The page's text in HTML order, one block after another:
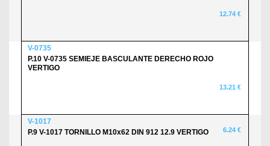
12.74 €
V-0735
P.10 V-0735 SEMIEJE BASCULANTE DERECHO ROJO
VERTIGO
13.21 €
V-1017
P.9 V-1017 TORNILLO M10x62 DIN 912 12.9 VERTIGO
6.24 €